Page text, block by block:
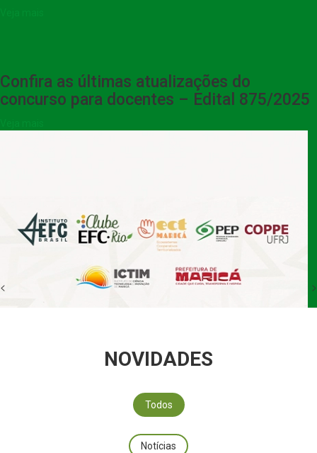
Confira as últimas atualizações do
concurso para docentes – Edital 875/2025
< >
NOVIDADES
Todos
Notícias